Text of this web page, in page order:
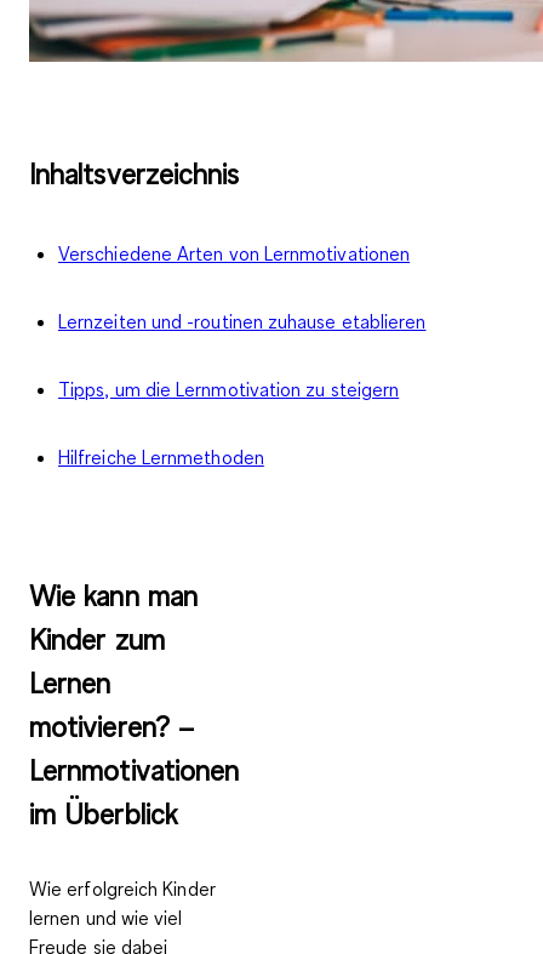
Inhaltsverzeichnis
Verschiedene Arten von Lernmotivationen
Lernzeiten und -routinen zuhause etablieren
Tipps, um die Lernmotivation zu steigern
Hilfreiche Lernmethoden
Wie kann man
Kinder zum
Lernen
motivieren? –
Lernmotivationen
im Überblick
Wie erfolgreich Kinder
lernen und wie viel
Freude sie dabei